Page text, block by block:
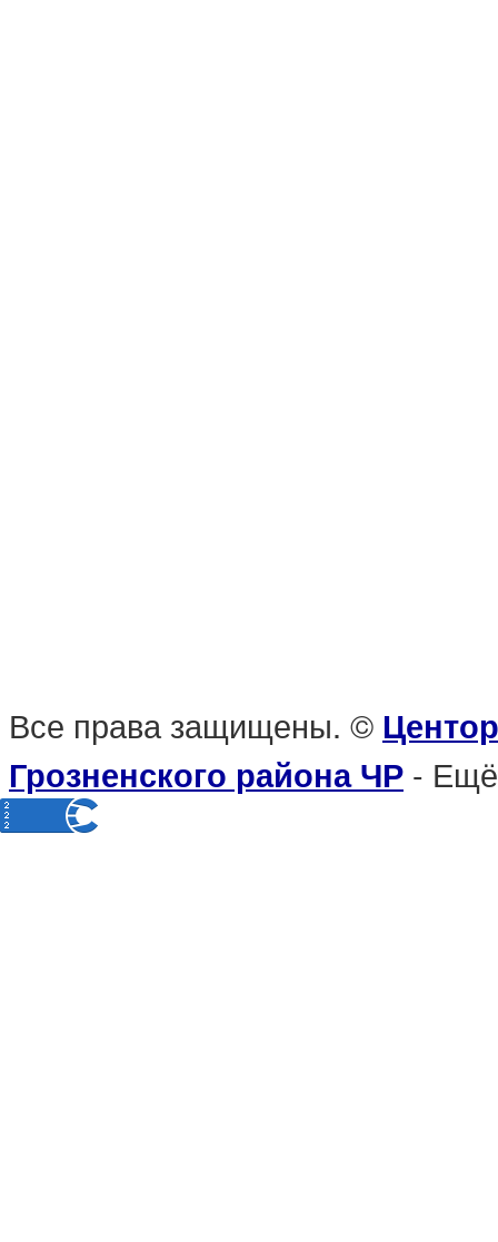
Все права защищены. ©
Грозненского района ЧР -